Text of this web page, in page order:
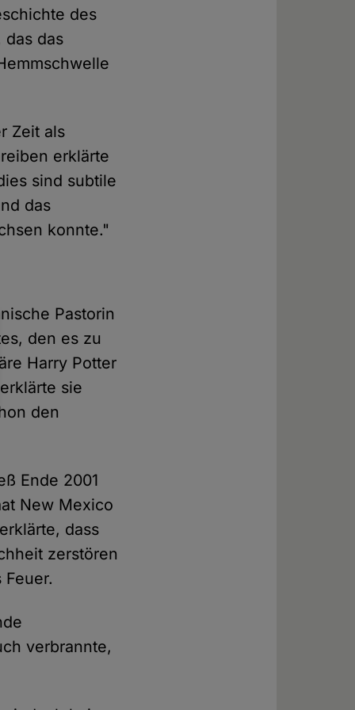
des
das das
Zeit als
erklärte
sind subtile
das
konnte."
Pastorin
den es zu
Harry Potter
sie
den
Ende 2001
New Mexico
dass
zerstören
verbrannte,